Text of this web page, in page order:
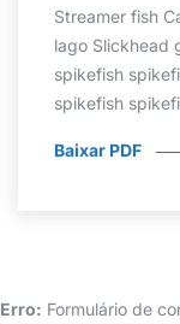
Streamer fish
lago Slickhead
spikefish
spikefish
Baixar PDF
Erro: Formulário de